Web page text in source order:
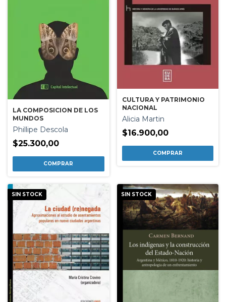
LA COMPOSICION DE LOS
MUNDOS
Phillipe Descola
$25.300,00
CULTURA Y PATRIMONIO
NACIONAL
Alicia Martin
$16.900,00
SIN STOCK SIN STOCK